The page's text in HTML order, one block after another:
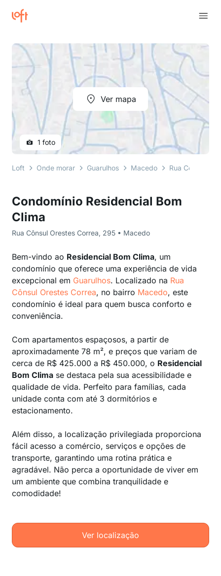
Condomínio Residencial Bom
Clima
Rua Cônsul Orestes Correa, 295 • Macedo
Bem-vindo ao Residencial Bom Clima, um
condomínio que oferece uma experiência de vida
excepcional em Guarulhos. Localizado na Rua
Cônsul Orestes Correa, no bairro Macedo, este
condomínio é ideal para quem busca conforto e
conveniência.
Com apartamentos espaçosos, a partir de
aproximadamente 78 m², e preços que variam de
cerca de R$ 425.000 a R$ 450.000, o Residencial
Bom Clima se destaca pela sua acessibilidade e
qualidade de vida. Perfeito para famílias, cada
unidade conta com até 3 dormitórios e
estacionamento.
Além disso, a localização privilegiada proporciona
fácil acesso a comércio, serviços e opções de
transporte, garantindo uma rotina prática e
agradável. Não perca a oportunidade de viver em
um ambiente que combina tranquilidade e
comodidade!
Ver localização
Ver mapa
1 foto
Loft Onde morar Guarulhos Macedo Rua Cônsul